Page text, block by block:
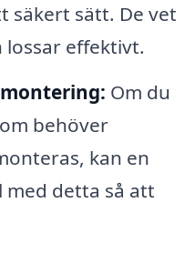
säkert sätt. De vet
lossar effektivt.
Om du
behöver
kan en
detta så att